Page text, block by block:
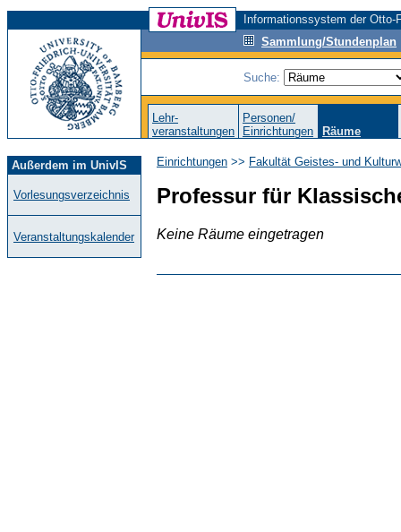
Informationssystem der
Sammlung/Stundenplan
Suche:
Lehr-
veranstaltungen
Personen/
Einrichtungen
Räume
Außerdem im UnivIS
Vorlesungsverzeichnis
Veranstaltungskalender
Einrichtungen >> Fakultät Geistes- und
Professur für
Keine Räume eingetragen